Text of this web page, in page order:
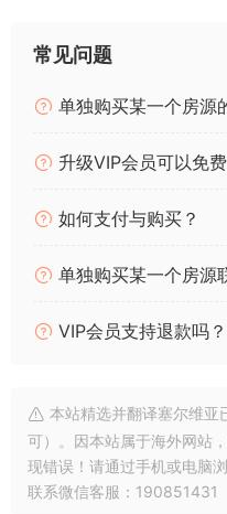
p
Li
n
at
A
p
a
m
常见问题
单独购买某一个房源
升级VIP会员可以免
如何支付与购买？
单独购买某一个房源
VIP会员支持退款吗？
本站精选并翻译塞尔维亚
可）。因本站属于海外网站
现错误！请通过手机或电脑
联系微信客服：190851431